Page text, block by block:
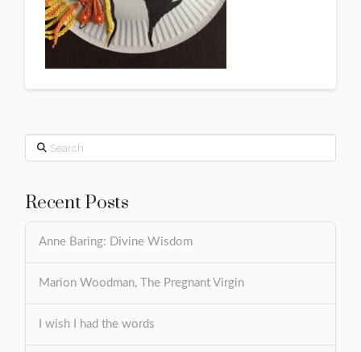
Search
Recent Posts
Anne Baring: Divine Wisdom
Marion Woodman, The Pregnant Virgin
I wish I had the words